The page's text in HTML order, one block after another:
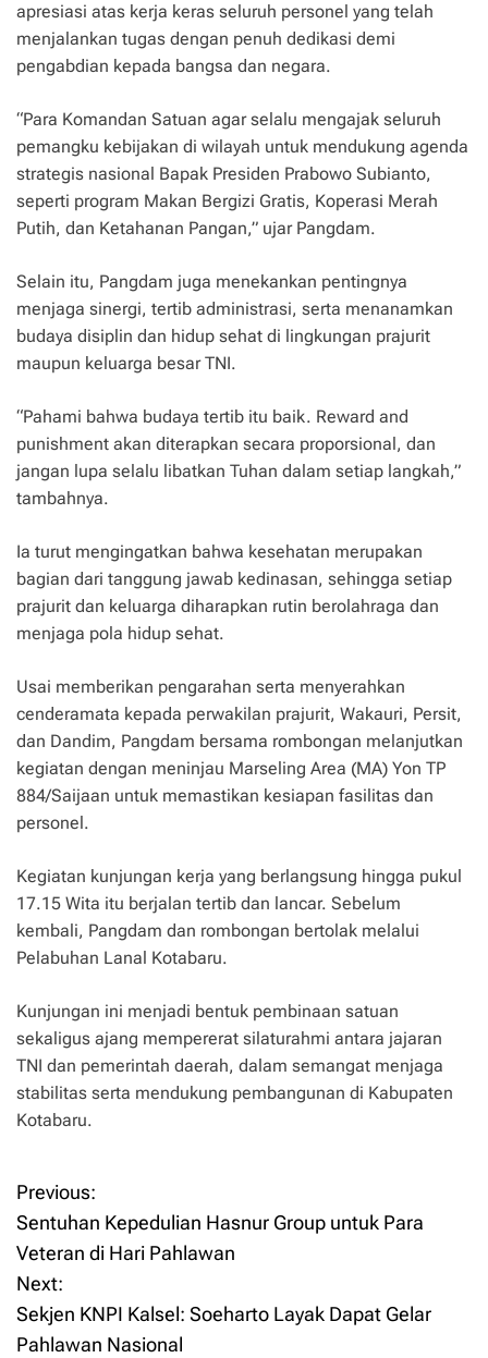
apresiasi atas kerja keras seluruh personel yang telah
menjalankan tugas dengan penuh dedikasi demi
pengabdian kepada bangsa dan negara.
“Para Komandan Satuan agar selalu mengajak seluruh
pemangku kebijakan di wilayah untuk mendukung agenda
strategis nasional Bapak Presiden Prabowo Subianto,
seperti program Makan Bergizi Gratis, Koperasi Merah
Putih, dan Ketahanan Pangan,” ujar Pangdam.
Selain itu, Pangdam juga menekankan pentingnya
menjaga sinergi, tertib administrasi, serta menanamkan
budaya disiplin dan hidup sehat di lingkungan prajurit
maupun keluarga besar TNI.
“Pahami bahwa budaya tertib itu baik. Reward and
punishment akan diterapkan secara proporsional, dan
jangan lupa selalu libatkan Tuhan dalam setiap langkah,”
tambahnya.
Ia turut mengingatkan bahwa kesehatan merupakan
bagian dari tanggung jawab kedinasan, sehingga setiap
prajurit dan keluarga diharapkan rutin berolahraga dan
menjaga pola hidup sehat.
Usai memberikan pengarahan serta menyerahkan
cenderamata kepada perwakilan prajurit, Wakauri, Persit,
dan Dandim, Pangdam bersama rombongan melanjutkan
kegiatan dengan meninjau Marseling Area (MA) Yon TP
884/Saijaan untuk memastikan kesiapan fasilitas dan
personel.
Kegiatan kunjungan kerja yang berlangsung hingga pukul
17.15 Wita itu berjalan tertib dan lancar. Sebelum
kembali, Pangdam dan rombongan bertolak melalui
Pelabuhan Lanal Kotabaru.
Kunjungan ini menjadi bentuk pembinaan satuan
sekaligus ajang mempererat silaturahmi antara jajaran
TNI dan pemerintah daerah, dalam semangat menjaga
stabilitas serta mendukung pembangunan di Kabupaten
Kotabaru.
P
o
s
t
Previous:
Sentuhan Kepedulian Hasnur Group untuk Para
Veteran di Hari Pahlawan
Next:
Sekjen KNPI Kalsel: Soeharto Layak Dapat Gelar
Pahlawan Nasional